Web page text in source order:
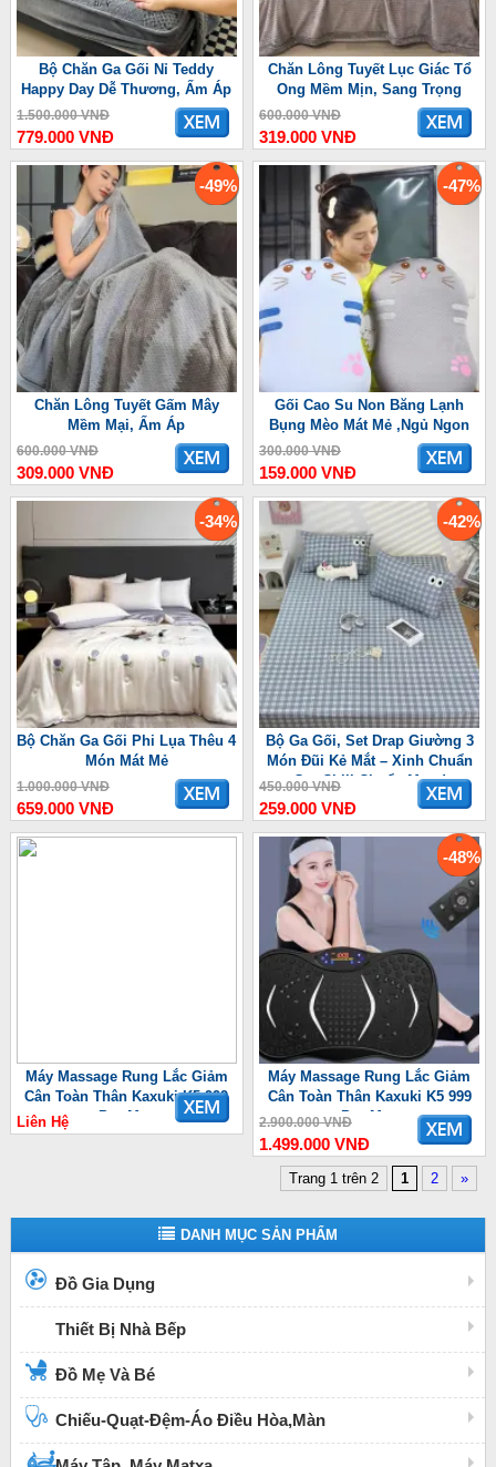
Bộ Chăn Ga Gối Nỉ Teddy
Happy Day Dễ Thương, Ấm Áp
1.500.000 VNĐ
779.000 VNĐ
Chăn Lông Tuyết Lục Giác Tổ
Ong Mềm Mịn, Sang Trọng
600.000 VNĐ
319.000 VNĐ
-49%
Chăn Lông Tuyết Gấm Mây
Mềm Mại, Ấm Áp
600.000 VNĐ
309.000 VNĐ
-47%
Gối Cao Su Non Băng Lạnh
Bụng Mèo Mát Mẻ ,Ngủ Ngon
300.000 VNĐ
159.000 VNĐ
-34%
Bộ Chăn Ga Gối Phi Lụa Thêu 4
Món Mát Mẻ
1.000.000 VNĐ
659.000 VNĐ
-42%
Bộ Ga Gối, Set Drap Giường 3
Món Đũi Kẻ Mắt – Xinh Chuẩn
Gu, Chill Chuẩn Mood
450.000 VNĐ
259.000 VNĐ
Máy Massage Rung Lắc Giảm
Cân Toàn Thân Kaxuki K5 999
Pro Max
Liên Hệ
-48%
Máy Massage Rung Lắc Giảm
Cân Toàn Thân Kaxuki K5 999
Pro Max
2.900.000 VNĐ
1.499.000 VNĐ
Trang 1 trên 2 1 2 »
DANH MỤC SẢN PHẨM
Đồ Gia Dụng
Thiết Bị Nhà Bếp
Đồ Mẹ Và Bé
Chiếu-Quạt-Đệm-Áo Điều Hòa,Màn